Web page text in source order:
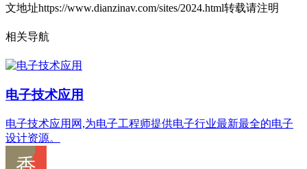
文地址https://www.dianzinav.com/sites/2024.html转载请注明
相关导航
电子技术应用
电子技术应用网,为电子工程师提供电子行业最新最全的电子
设计资源。